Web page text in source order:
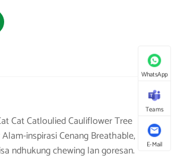
Cat Catloulied Cauliflower Tree
inspirasi Cenang Breathable, kain
ndhukung chewing lan goresan.
WhatsApp
Teams
E-Mail